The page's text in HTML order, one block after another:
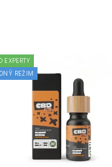
EXPERTY
REŽIM